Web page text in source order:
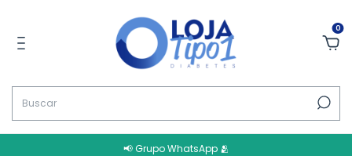
0
📢 Grupo WhatsApp 🫂